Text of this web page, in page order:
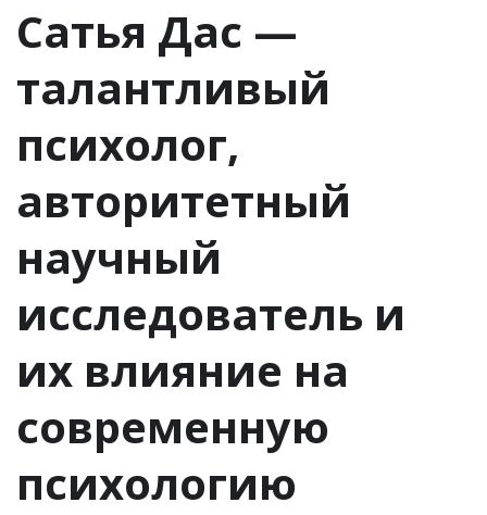
Сатья Дас —
талантливый
психолог,
авторитетный
научный
исследователь и
их влияние на
современную
психологию